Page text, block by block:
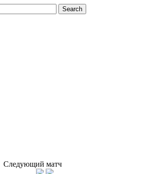
Следующий матч